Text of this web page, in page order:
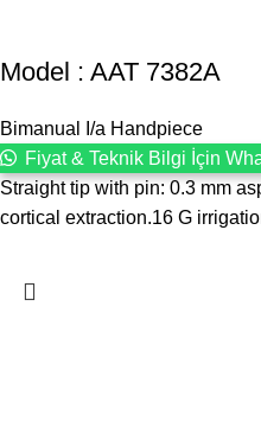
Model : AAT 7382A
Bimanual I/a Handpiece
Fiyat & Teknik Bilgi İçin
Straight tip with pin: 0.3 mm
cortical extraction.16 G